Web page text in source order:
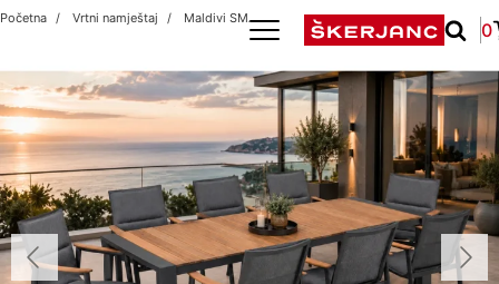
0
Početna Vrtni namještaj Maldivi SMALL/Hawaii 1+8